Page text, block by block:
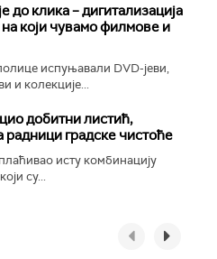
до клика – дигитализација
који чувамо филмове и
испуњавали DVD-јеви,
и колекције...
добитни листић,
радници градске чистоће
исту комбинацију
су...